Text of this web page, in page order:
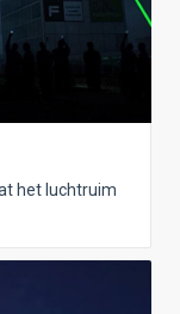
het luchtruim